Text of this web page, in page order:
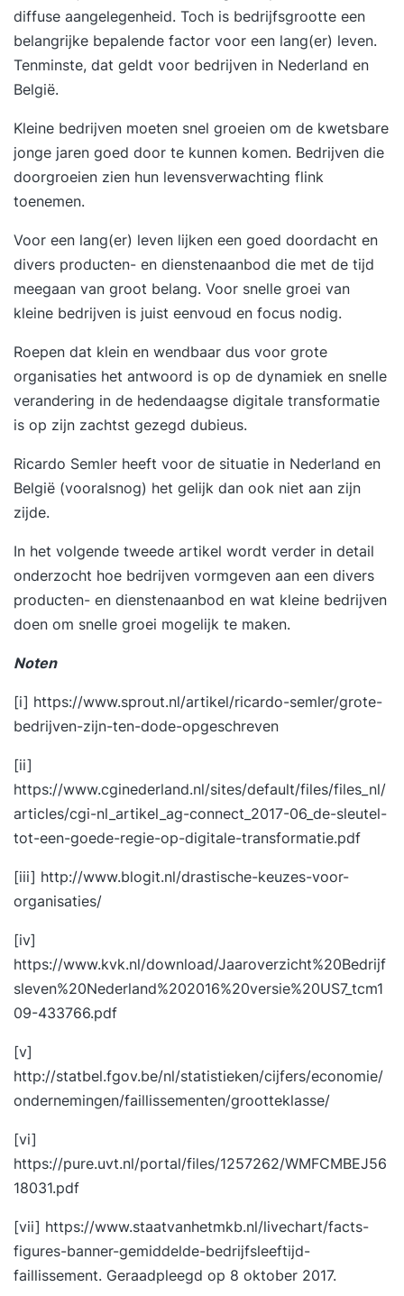
diffuse aangelegenheid. Toch is bedrijfsgrootte een
belangrijke bepalende factor voor een lang(er) leven.
Tenminste, dat geldt voor bedrijven in Nederland en
België.
Kleine bedrijven moeten snel groeien om de kwetsbare
jonge jaren goed door te kunnen komen. Bedrijven die
doorgroeien zien hun levensverwachting flink
toenemen.
Voor een lang(er) leven lijken een goed doordacht en
divers producten- en dienstenaanbod die met de tijd
meegaan van groot belang. Voor snelle groei van
kleine bedrijven is juist eenvoud en focus nodig.
Roepen dat klein en wendbaar dus voor grote
organisaties het antwoord is op de dynamiek en snelle
verandering in de hedendaagse digitale transformatie
is op zijn zachtst gezegd dubieus.
Ricardo Semler heeft voor de situatie in Nederland en
België (vooralsnog) het gelijk dan ook niet aan zijn
zijde.
In het volgende tweede artikel wordt verder in detail
onderzocht hoe bedrijven vormgeven aan een divers
producten- en dienstenaanbod en wat kleine bedrijven
doen om snelle groei mogelijk te maken.
Noten
[i] https://www.sprout.nl/artikel/ricardo-semler/grote-
bedrijven-zijn-ten-dode-opgeschreven
[ii]
https://www.cginederland.nl/sites/default/files/files_nl/
articles/cgi-nl_artikel_ag-connect_2017-06_de-sleutel-
tot-een-goede-regie-op-digitale-transformatie.pdf
[iii] http://www.blogit.nl/drastische-keuzes-voor-
organisaties/
[iv]
https://www.kvk.nl/download/Jaaroverzicht%20Bedrijf
sleven%20Nederland%202016%20versie%20US7_tcm1
09-433766.pdf
[v]
http://statbel.fgov.be/nl/statistieken/cijfers/economie/
ondernemingen/faillissementen/grootteklasse/
[vi]
https://pure.uvt.nl/portal/files/1257262/WMFCMBEJ56
18031.pdf
[vii] https://www.staatvanhetmkb.nl/livechart/facts-
figures-banner-gemiddelde-bedrijfsleeftijd-
faillissement. Geraadpleegd op 8 oktober 2017.